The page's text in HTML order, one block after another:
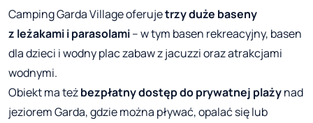
Camping Garda Village oferujetrzy duże baseny
z leżakami i parasolami– w tym basen rekreacyjny, basen
dla dzieci i wodny plac zabaw z jacuzzi oraz atrakcjami
wodnymi.
Obiekt ma teżbezpłatny dostęp do prywatnej plażynad
jeziorem Garda, gdzie można pływać, opalać się lub